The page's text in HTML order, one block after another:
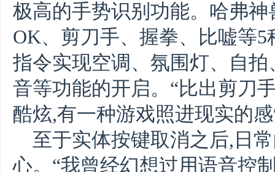
极高的手势识别功能。哈弗
OK、剪刀手、握拳、比嘘等
指令实现空调、氛围灯、自
音等功能的开启。“比出剪刀
酷炫,有一种游戏照进现实的
至于实体按键取消之后,日
心。“我曾经幻想过用语音控